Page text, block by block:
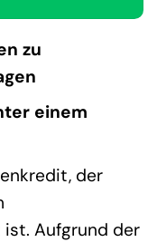
zu
einem
der
Aufgrund der